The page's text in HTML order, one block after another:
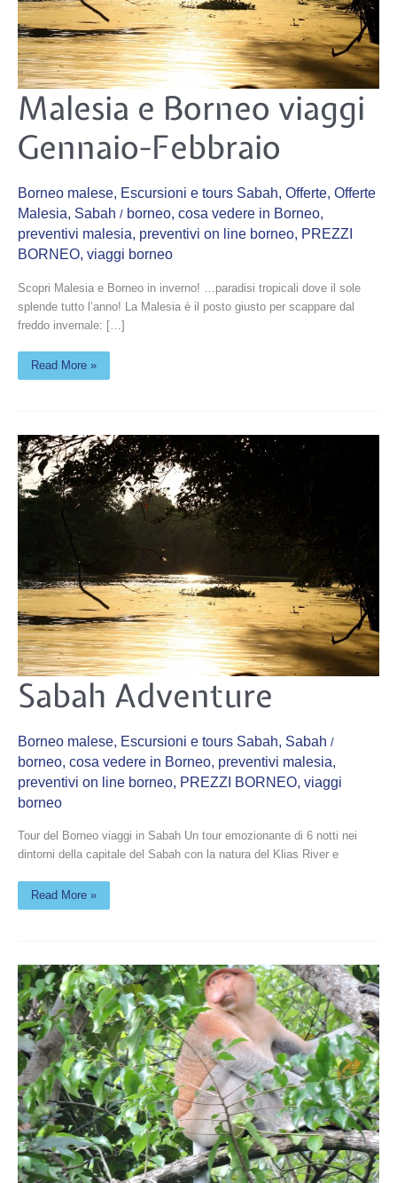
Malesia e Borneo viaggi
Gennaio-Febbraio
Borneo malese, Escursioni e tours Sabah, Offerte, Offerte
Malesia, Sabah / borneo, cosa vedere in Borneo,
preventivi malesia, preventivi on line borneo, PREZZI
BORNEO, viaggi borneo
Scopri Malesia e Borneo in inverno! …paradisi tropicali dove il sole
splende tutto l’anno! La Malesia è il posto giusto per scappare dal
freddo invernale: […]
Malesia
e
Borneo
viaggi
Gennaio-
Febbraio
Read More »
Sabah Adventure
Borneo malese, Escursioni e tours Sabah, Sabah /
borneo, cosa vedere in Borneo, preventivi malesia,
preventivi on line borneo, PREZZI BORNEO, viaggi
borneo
Tour del Borneo viaggi in Sabah Un tour emozionante di 6 notti nei
dintorni della capitale del Sabah con la natura del Klias River e
Sabah
Adventure
Read More »